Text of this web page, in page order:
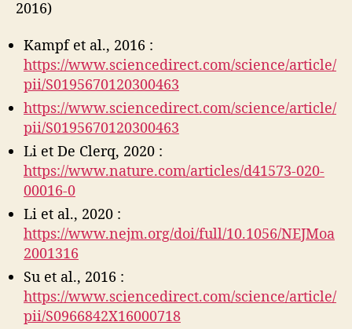
2016)
Kampf et al., 2016 :
https://www.sciencedirect.com/science/article/
pii/S0195670120300463
https://www.sciencedirect.com/science/article/
pii/S0195670120300463
Li et De Clerq, 2020 :
https://www.nature.com/articles/d41573-020-
00016-0
Li et al., 2020 :
https://www.nejm.org/doi/full/10.1056/NEJMoa
2001316
Su et al., 2016 :
https://www.sciencedirect.com/science/article/
pii/S0966842X16000718